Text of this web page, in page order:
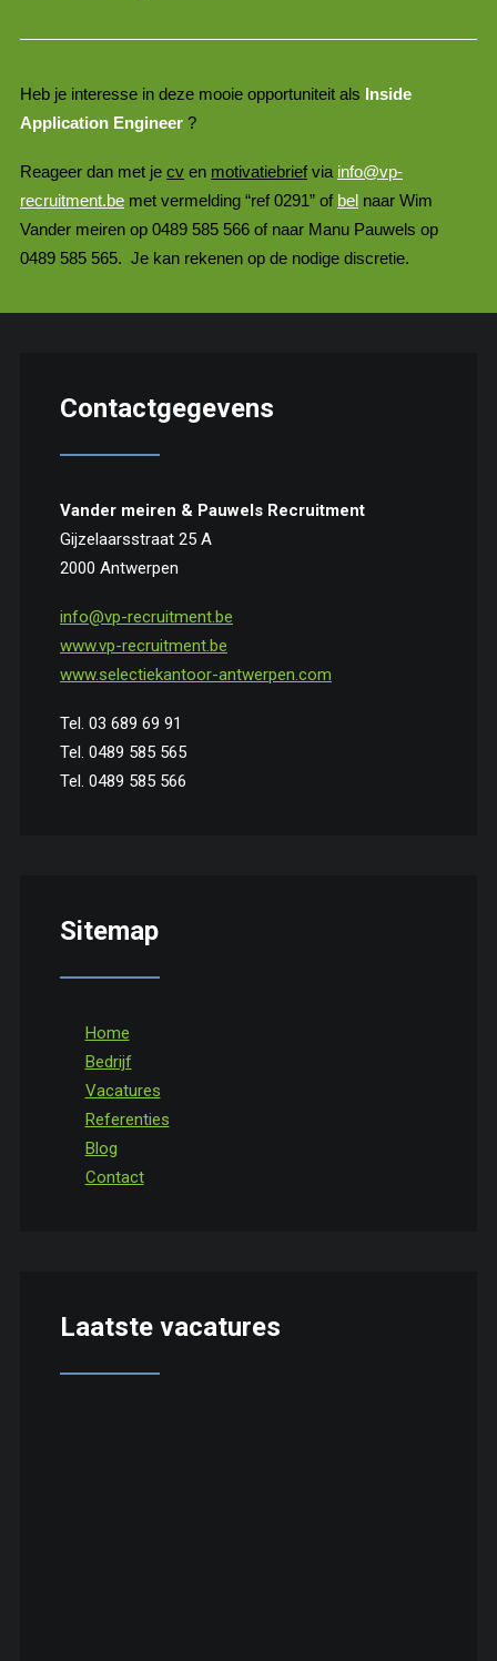
Heb je interesse in deze mooie opportuniteit als Inside
Application Engineer ?
Reageer dan met je cv en motivatiebriefvia info@vp-
recruitment.be met vermelding “ref 0291” of bel naar Wim
Vander meiren op 0489 585 566 of naar Manu Pauwels op
0489 585 565. Je kan rekenen op de nodige discretie.
Contactgegevens
Vander meiren & Pauwels Recruitment
Gijzelaarsstraat 25 A
2000 Antwerpen
info@vp-recruitment.be
www.vp-recruitment.be
www.selectiekantoor-antwerpen.com
Tel. 03 689 69 91
Tel. 0489 585 565
Tel. 0489 585 566
Sitemap
Home
Bedrijf
Vacatures
Referenties
Blog
Contact
Laatste vacatures